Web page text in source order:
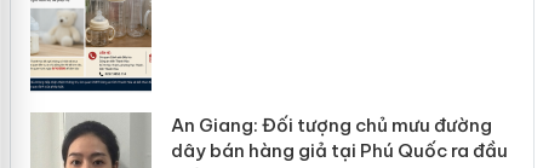
An Giang: Đối tượng chủ mưu đường
dây bán hàng giả tại Phú Quốc ra đầu